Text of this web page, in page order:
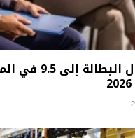
تراجع معدل